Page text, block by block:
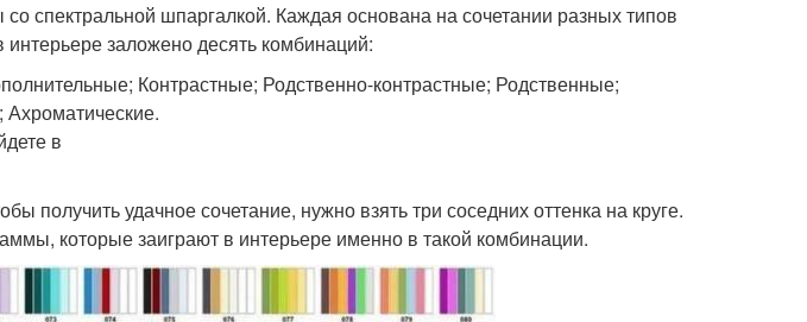
спектральной шпаргалкой. Каждая основана на сочетании разных типов
интерьере заложено десять комбинаций:
Контрастные; Родственно-контрастные; Родственные;
в
получить удачное сочетание, нужно взять три соседних оттенка на круге.
которые заиграют в интерьере именно в такой комбинации.